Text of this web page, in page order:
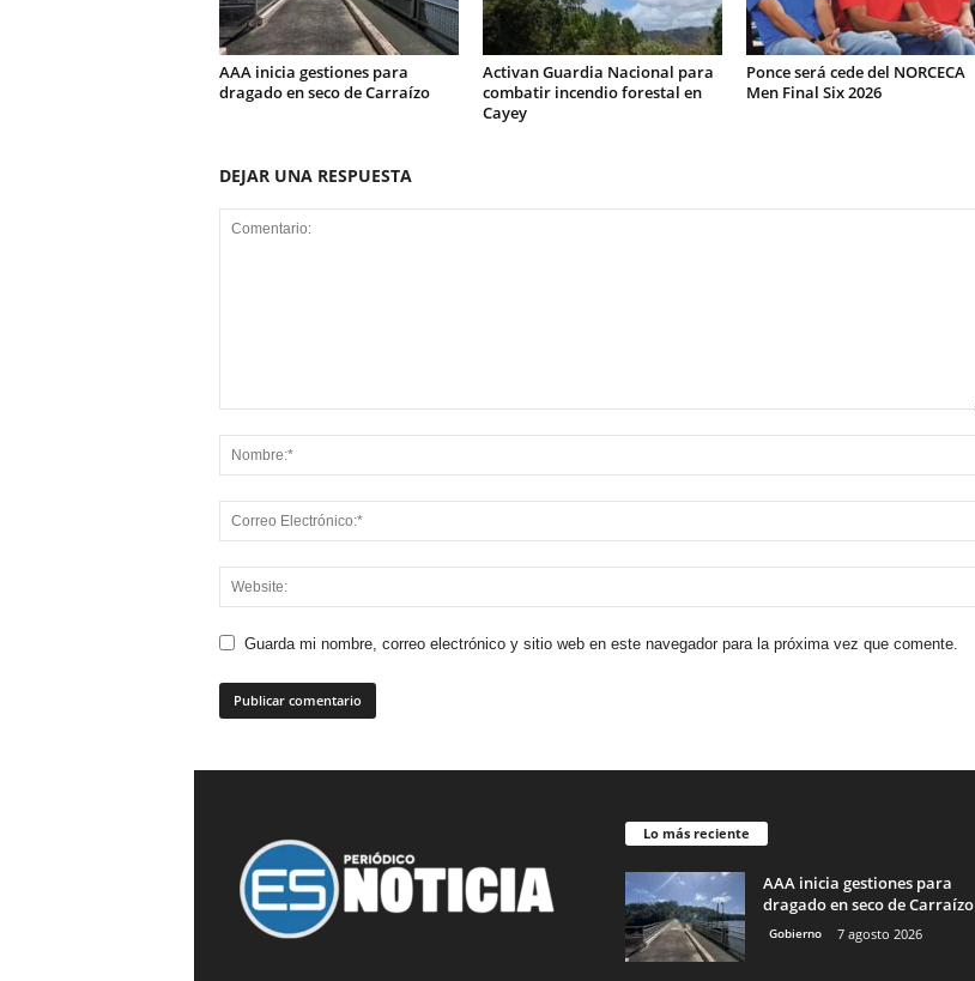
AAA inicia gestiones para
dragado en seco de Carraízo
Activan Guardia Nacional para
combatir incendio forestal en
Cayey
Ponce será cede del NORCECA
Men Final Six 2026
DEJAR UNA RESPUESTA
Guarda mi nombre, correo electrónico y sitio web en este navegador para la próxima vez que comente.
Lo más reciente
AAA inicia gestiones para
dragado en seco de Carraízo
Gobierno 7 agosto 2026